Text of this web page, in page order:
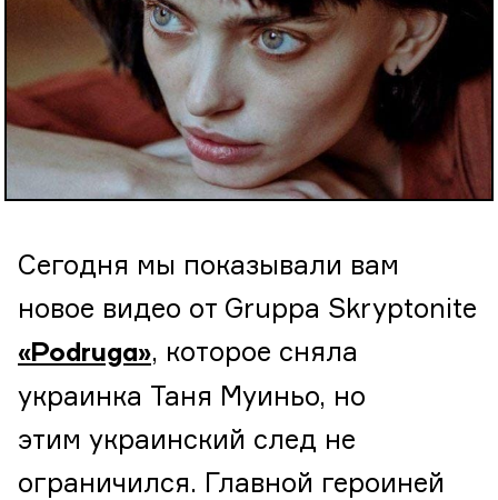
Сегодня мы показывали вам
новое видео от Gruppa Skryptonite
«Podruga», которое сняла
украинка Таня Муиньо, но
этим украинский след не
ограничился. Главной героиней